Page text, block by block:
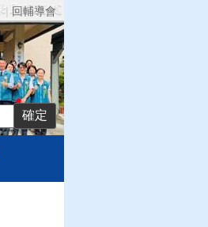
回輔導會